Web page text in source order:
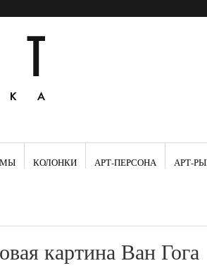
КОЛОНКИ АРТ-ПЕРСОНА АРТ-
картина Ван Гога